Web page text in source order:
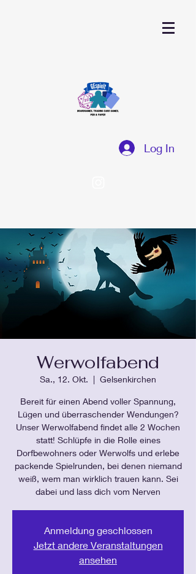
Log In
Werwolfabend
Sa., 12. Okt.
  |
Gelsenkirchen
Bereit für einen Abend voller Spannung,
Lügen und überraschender Wendungen?
Unser Werwolfabend findet alle 2 Wochen
statt! Schlüpfe in die Rolle eines
Dorfbewohners oder Werwolfs und erlebe
packende Spielrunden, bei denen niemand
weiß, wem man wirklich trauen kann. Sei
dabei und lass dich vom Nerven
Anmeldung geschlossen
Jetzt andere Veranstaltungen
ansehen